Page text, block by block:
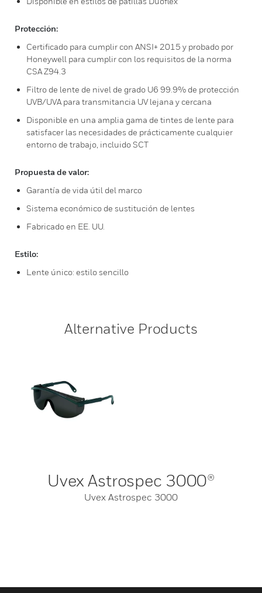
Protección:
Certificado para cumplir con ANSI+ 2015 y probado por
Honeywell para cumplir con los requisitos de la norma
CSA Z94.3
Filtro de lente de nivel de grado U6 99.9% de protección
UVB/UVA para transmitancia UV lejana y cercana
Disponible en una amplia gama de tintes de lente para
satisfacer las necesidades de prácticamente cualquier
entorno de trabajo, incluido SCT
Propuesta de valor:
Garantía de vida útil del marco
Sistema económico de sustitución de lentes
Fabricado en EE. UU.
Estilo:
Lente único: estilo sencillo
Alternative Products
Uvex Astrospec 3000®
Uvex Astrospec 3000